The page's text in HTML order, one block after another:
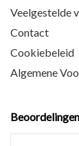
Veelgestelde
Contact
Cookiebeleid
Algemene
Beoordelingen